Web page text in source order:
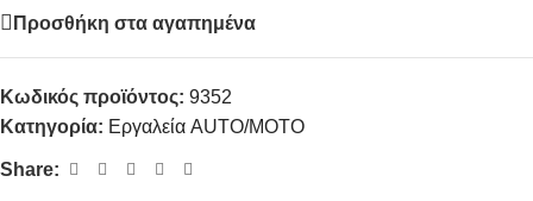
Προσθήκη στα αγαπημένα
Κωδικός προϊόντος: 9352
Κατηγορία: Εργαλεία AUTO/MOTO
Share: